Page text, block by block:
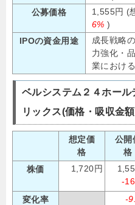
公募価格
1,555円 (
6% )
IPOの資金用途
成長戦略
力強化・
業におけ
ベルシステム２４ホール
リックス(価格・吸収金
想定価
格
公開
格
株価 1,720円
-
変化率
-